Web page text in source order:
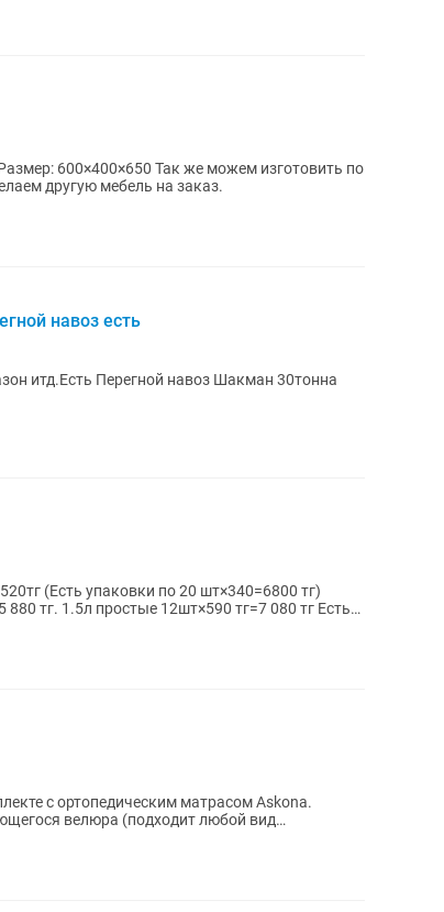
600×400×650 Так же можем изготовить по
другую мебель на заказ.
навоз есть
итд.Есть Перегной навоз Шакман 30тонна
(Есть упаковки по 20 шт×340=6800 тг)
тг. 1.5л простые 12шт×590 тг=7 080 тг Есть
с ортопедическим матрасом Askona.
велюра (подходит любой вид